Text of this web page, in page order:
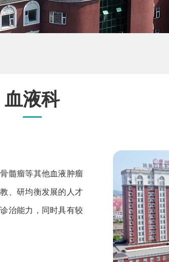
血液科
髓瘤等其他血液肿瘤
、研均衡发展的人才
治能力，同时具有较